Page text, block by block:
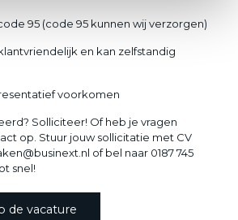
95 (code 95 kunnen wij verzorgen)
en kan zelfstandig
voorkomen
Solliciteer! Of heb je vragen
op. Stuur jouw sollicitatie met CV
of bel naar 0187 745
snel!